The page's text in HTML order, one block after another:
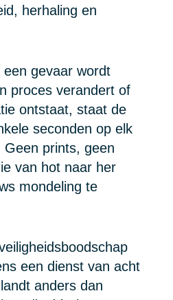
herhaling en
een gevaar wordt
proces verandert of
ontstaat, staat de
seconden op elk
prints, geen
van hot naar her
mondeling te
een dienst van acht
anders dan